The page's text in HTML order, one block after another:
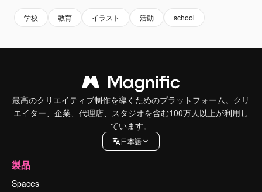
学校 教育 イラスト 活動 school
最高のクリエイティブ制作を導くためのプラットフォーム。クリ
エイター、企業、代理店、スタジオを含む100万人以上が利用し
ています。
日本語
製品
Spaces